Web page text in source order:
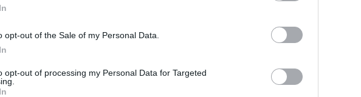
opt-out of the Sale of my Personal Data.
opt-out of processing my Personal Data for Targeted
δια ζώσης και εξ αποστάσεως μέσω
του «συνασπισμού των προθύμων», θα φέρει στο
και τον Καναδά